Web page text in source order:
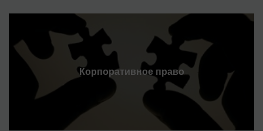
Корпоративное право